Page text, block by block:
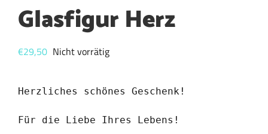
Glasfigur Herz
€29,50 Nicht vorrätig
Herzliches schönes Geschenk!
Für die Liebe Ihres Lebens!